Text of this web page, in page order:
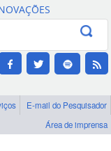
Canais
E-mail do Pesquisador
Área de imprensa